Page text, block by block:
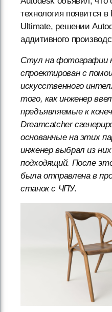
технология появится в
Ultimate, решении
аддитивного
Стул на фотографии
спроектирован с
искусственного
того, как инженер
предъявляемые к
Dreamcatcher
основанные на этих
инженер выбрал из
подходящий. После
была отправлена в
станок с ЧПУ.